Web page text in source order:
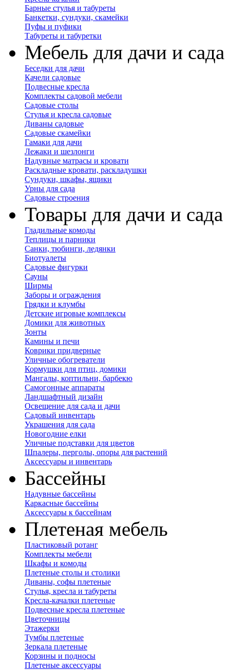
Барные стулья и табуреты
Банкетки, сундуки, скамейки
Пуфы и пуфики
Табуреты и табуретки
Мебель для дачи и сада
Беседки для дачи
Качели садовые
Подвесные кресла
Комплекты садовой мебели
Садовые столы
Стулья и кресла садовые
Диваны садовые
Садовые скамейки
Гамаки для дачи
Лежаки и шезлонги
Надувные матрасы и кровати
Раскладные кровати, раскладушки
Сундуки, шкафы, ящики
Урны для сада
Садовые строения
Товары для дачи и сада
Гладильные комоды
Теплицы и парники
Санки, тюбинги, ледянки
Биотуалеты
Садовые фигурки
Сауны
Ширмы
Заборы и ограждения
Грядки и клумбы
Детские игровые комплексы
Домики для животных
Зонты
Камины и печи
Коврики придверные
Уличные обогреватели
Кормушки для птиц, домики
Мангалы, коптильни, барбекю
Самогонные аппараты
Ландшафтный дизайн
Освещение для сада и дачи
Садовый инвентарь
Украшения для сада
Новогодние елки
Уличные подставки для цветов
Шпалеры, перголы, опоры для растений
Аксессуары и инвентарь
Бассейны
Надувные бассейны
Каркасные бассейны
Аксессуары к бассейнам
Плетеная мебель
Пластиковый ротанг
Комплекты мебели
Шкафы и комоды
Плетеные столы и столики
Диваны, софы плетеные
Стулья, кресла и табуреты
Кресла-качалки плетеные
Подвесные кресла плетеные
Цветочницы
Этажерки
Тумбы плетеные
Зеркала плетеные
Корзины и подносы
Плетеные аксессуары